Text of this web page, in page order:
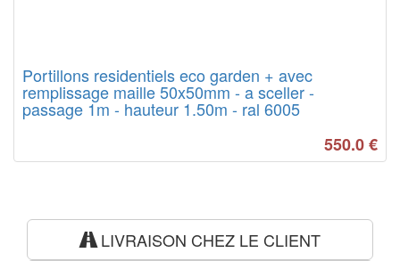
Portillons residentiels eco garden + avec
remplissage maille 50x50mm - a sceller -
passage 1m - hauteur 1.50m - ral 6005
550.0€
LIVRAISON CHEZ LE CLIENT